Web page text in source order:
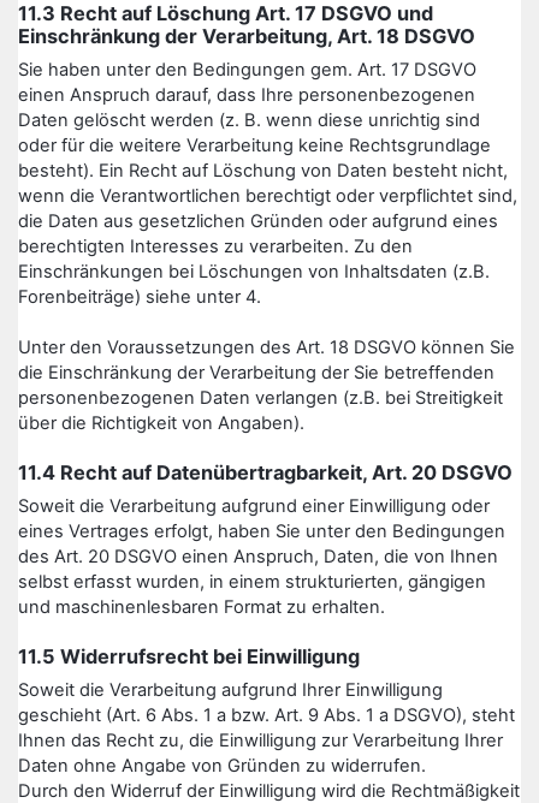
11.3 Recht auf Löschung Art. 17 DSGVO und
Einschränkung der Verarbeitung, Art. 18 DSGVO
Sie haben unter den Bedingungen gem. Art. 17 DSGVO
einen Anspruch darauf, dass Ihre personenbezogenen
Daten gelöscht werden (z. B. wenn diese unrichtig sind
oder für die weitere Verarbeitung keine Rechtsgrundlage
besteht). Ein Recht auf Löschung von Daten besteht nicht,
wenn die Verantwortlichen berechtigt oder verpflichtet sind,
die Daten aus gesetzlichen Gründen oder aufgrund eines
berechtigten Interesses zu verarbeiten. Zu den
Einschränkungen bei Löschungen von Inhaltsdaten (z.B.
Forenbeiträge) siehe unter 4.
Unter den Voraussetzungen des Art. 18 DSGVO können Sie
die Einschränkung der Verarbeitung der Sie betreffenden
personenbezogenen Daten verlangen (z.B. bei Streitigkeit
über die Richtigkeit von Angaben).
11.4 Recht auf Datenübertragbarkeit, Art. 20 DSGVO
Soweit die Verarbeitung aufgrund einer Einwilligung oder
eines Vertrages erfolgt, haben Sie unter den Bedingungen
des Art. 20 DSGVO einen Anspruch, Daten, die von Ihnen
selbst erfasst wurden, in einem strukturierten, gängigen
und maschinenlesbaren Format zu erhalten.
11.5 Widerrufsrecht bei Einwilligung
Soweit die Verarbeitung aufgrund Ihrer Einwilligung
geschieht (Art. 6 Abs. 1 a bzw. Art. 9 Abs. 1 a DSGVO), steht
Ihnen das Recht zu, die Einwilligung zur Verarbeitung Ihrer
Daten ohne Angabe von Gründen zu widerrufen.
Durch den Widerruf der Einwilligung wird die Rechtmäßigkeit